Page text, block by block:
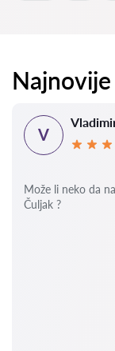
V
Može li neko da
Čuljak ?